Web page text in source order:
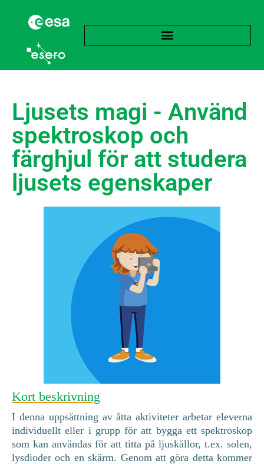
Ljusets magi - Använd
spektroskop och
färghjul för att studera
ljusets egenskaper
Kort beskrivning
I denna uppsättning av åtta aktiviteter arbetar eleverna
individuellt eller i grupp för att bygga ett spektroskop
som kan användas för att titta på ljuskällor, t.ex. solen,
lysdioder och en skärm. Genom att göra detta kommer